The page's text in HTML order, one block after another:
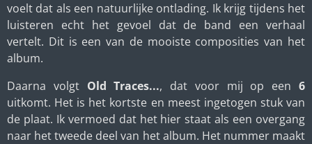
voelt dat als een natuurlijke ontlading. Ik krijg tijdens het
luisteren echt het gevoel dat de band een verhaal
vertelt. Dit is een van de mooiste composities van het
album.
Daarna volgt Old Traces..., dat voor mij op een6
uitkomt. Het is het kortste en meest ingetogen stuk van
de plaat. Ik vermoed dat het hier staat als een overgang
naar het tweede deel van het album. Het nummer maakt